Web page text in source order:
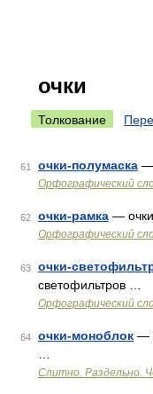
очки
Толкование
61 очки-полумаска —
Орфографический
62 очки-рамка —
Орфографический
63 очки-
светофильтров …
Орфографический
64 очки-моноблок —
Слитно. Раздельно.